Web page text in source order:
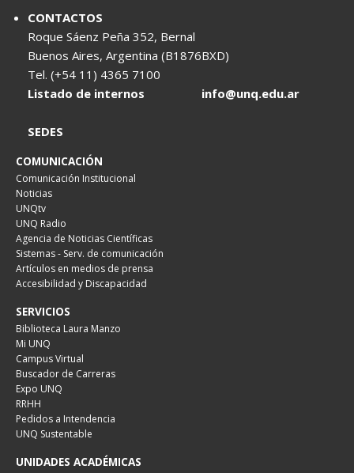
CONTACTOS
Roque Sáenz Peña 352, Bernal
Buenos Aires, Argentina (B1876BXD)
Tel. (+54 11) 4365 7100
Listado de internos
info@unq.edu.ar
SEDES
COMUNICACIÓN
Comunicación Institucional
Noticias
UNQtv
UNQ Radio
Agencia de Noticias Científicas
Sistemas - Serv. de comunicación
Artículos en medios de prensa
Accesibilidad y Discapacidad
SERVICIOS
Biblioteca Laura Manzo
Mi UNQ
Campus Virtual
Buscador de Carreras
Expo UNQ
RRHH
Pedidos a Intendencia
UNQ Sustentable
UNIDADES ACADÉMICAS